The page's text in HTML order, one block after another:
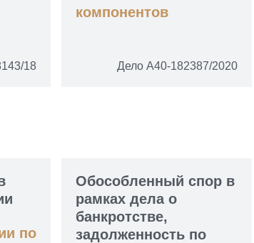
18
компонентов
Дело А40-182387/2020
по
Обособленный спор в
рамках дела о
банкротстве,
задолженность по